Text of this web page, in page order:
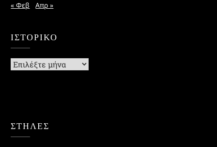
« Φεβ
Απρ »
ΙΣΤΟΡΙΚΌ
Ιστορικό
ΣΤΗΛΕΣ